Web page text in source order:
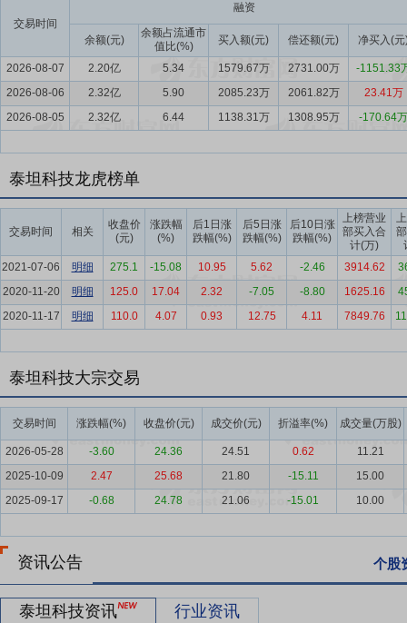
图、计算及测量仪器销售;塑料制品销售;橡胶制品销售;金属工具销售
医用口罩零售;医用口罩批发;医护人员防护用品生产(I类医疗器械);医
学品);专用化学产品销售(不含危险化学品);信息技术咨询服务;社会经
息系统集成服务;计算机及通讯设备租赁;办公设备租赁服务;医学研究
仪表修理;专用设备修理;货物进出口;技术进出口;合成材料制造(不含
发酵过程优化技术研发;工程和技术研究和试验发展;第二类非药品类
要点3：科研试剂
科研试剂主要指在科学研究和分析检测过程中用
品牌：Adamas、Adamas life、TEDIA和Greagent，同时对外销售
较完善的科研试剂产品线。
要点4：特种化学品
特种化学品是指化工产品生产过程中使用的功
用量大、需要持续试样、指标参数随客户工艺调整等特点，主要用于
要点5：科研仪器及耗材
科研仪器及耗材主要指在科学研究和分析检
埃尔默（PerkinElmer）、赛默飞（Thermo-Fisher）、3M、康宁（
要点6：实验室建设及科研信息化 实验室建设及科研信息化服务主
要点7：科学服务行业
科学服务行业作为服务国家创新驱动、转型
视，欧美日等科技强国均有强大的本土科学服务公司作为本国创新服
同创新速度和成果转化效率，降低科研物资的采购成本，还能保障科
域的蓬勃发展，科学服务行业在近年来发展迅速，目前美国、欧洲等
收购，规模化发展，行业集中度呈上升趋势，也诞生了一批具有世界
层面相较国外发达国家仍存在差距，但在国家政策对科技型企业自主
要点8：技术优势
技术创新是公司的核心竞争力。公司始终坚持自
交易时间
融资
余额(元)
余额占流通市
值比(%)
买入额(元) 偿还额(元) 净买入(元
2026-08-07 2.20亿 5.34 1579.67万 2731.00万
-1151.33
2026-08-06
2.32亿 5.90 2085.23万 2061.82万
23.41万
2026-08-05
2.32亿 6.44 1138.31万 1308.95万 -170.64万
泰坦科技龙虎榜单
交易时间 相关
收盘价
(元)
涨跌幅
(%)
后1日涨
跌幅(%)
后5日涨
跌幅(%)
后10日涨
跌幅(%)
上榜营业
部买入合
计(万)
2021-07-06
明细 275.1 -15.08 10.95 5.62 -2.46 3914.62
2020-11-20
明细 125.0 17.04 2.32 -7.05 -8.80 1625.16
2020-11-17
明细 110.0 4.07 0.93 12.75 4.11 7849.76
泰坦科技大宗交易
交易时间 涨跌幅(%) 收盘价(元) 成交价(元) 折溢率(%) 成交量(万股)
2026-05-28 -3.60 24.36 24.51 0.62
11.21
2025-10-09
2.47 25.68 21.80 -15.11
15.00
2025-09-17
-0.68 24.78 21.06 -15.01 10.00
资讯公告 个股
泰坦科技资讯 行业资讯